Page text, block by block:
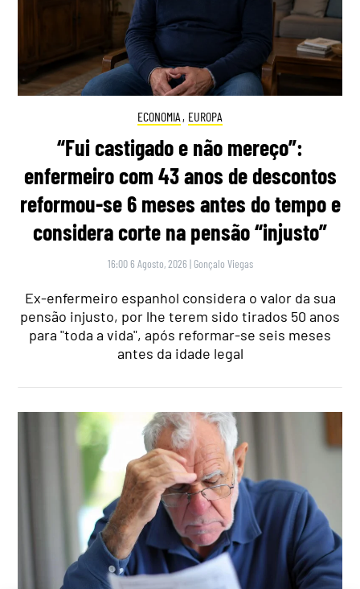
ECONOMIA , EUROPA
“Fui castigado e não mereço”:
enfermeiro com 43 anos de descontos
reformou-se 6 meses antes do tempo e
considera corte na pensão “injusto”
16:00 6 Agosto, 2026 | Gonçalo Viegas
Ex-enfermeiro espanhol considera o valor da sua
pensão injusto, por lhe terem sido tirados 50 anos
para "toda a vida", após reformar-se seis meses
antes da idade legal